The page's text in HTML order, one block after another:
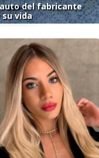
del fabricante
vida